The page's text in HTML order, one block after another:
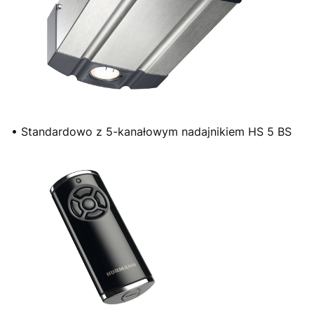
• Standardowo z 5-kanałowym nadajnikiem HS 5 BS